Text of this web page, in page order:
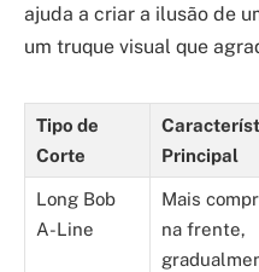
ajuda a criar a ilusão de
um truque visual que
Tipo de
Corte
Principal
Long Bob
A-Line
Mais
na frente,